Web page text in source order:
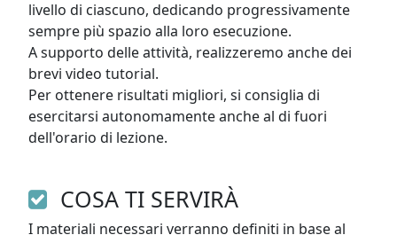
livello di ciascuno, dedicando progressivamente
sempre più spazio alla loro esecuzione.
A supporto delle attività, realizzeremo anche dei
brevi video tutorial.
Per ottenere risultati migliori, si consiglia di
esercitarsi autonomamente anche al di fuori
dell'orario di lezione.
COSA TI SERVIRÀ
I materiali necessari verranno definiti in base al